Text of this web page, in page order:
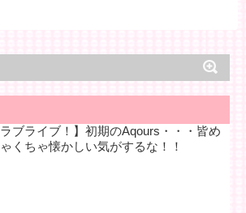
ラブライブ！】初期のAqours・・・皆め
くちゃ懐かしい気がするな！！